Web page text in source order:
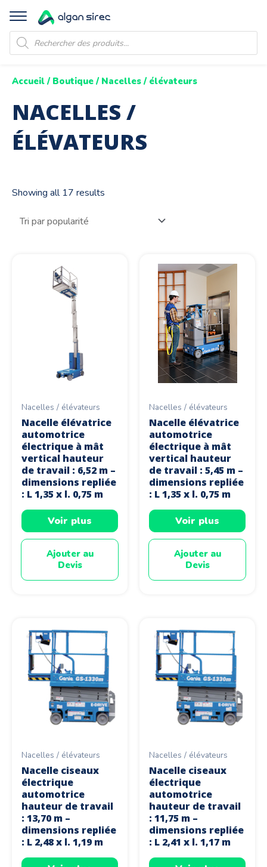
Recherche
de
produits
Accueil / Boutique / Nacelles / élévateurs
NACELLES /
ÉLÉVATEURS
Showing all 17 results
Nacelles / élévateurs
Nacelle élévatrice
automotrice
électrique à mât
vertical hauteur
de travail : 6,52 m –
dimensions repliée
: L 1,35 x l. 0,75 m
Voir plus
Ajouter au
Devis
Nacelles / élévateurs
Nacelle élévatrice
automotrice
électrique à mât
vertical hauteur
de travail : 5,45 m –
dimensions repliée
: L 1,35 x l. 0,75 m
Voir plus
Ajouter au
Devis
Nacelles / élévateurs
Nacelle ciseaux
électrique
automotrice
hauteur de travail
: 13,70 m –
dimensions repliée
: L 2,48 x l. 1,19 m
Nacelles / élévateurs
Nacelle ciseaux
électrique
automotrice
hauteur de travail
: 11,75 m –
dimensions repliée
: L 2,41 x l. 1,17 m